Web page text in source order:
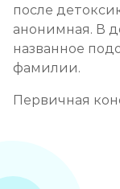
после
анонимная. В
названное
фамилии.
Первичная